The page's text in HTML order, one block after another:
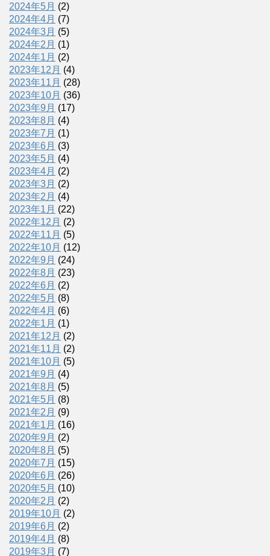
2024年5月 (2)
2024年4月 (7)
2024年3月 (5)
2024年2月 (1)
2024年1月 (2)
2023年12月 (4)
2023年11月 (28)
2023年10月 (36)
2023年9月 (17)
2023年8月 (4)
2023年7月 (1)
2023年6月 (3)
2023年5月 (4)
2023年4月 (2)
2023年3月 (2)
2023年2月 (4)
2023年1月 (22)
2022年12月 (2)
2022年11月 (5)
2022年10月 (12)
2022年9月 (24)
2022年8月 (23)
2022年6月 (2)
2022年5月 (8)
2022年4月 (6)
2022年1月 (1)
2021年12月 (2)
2021年11月 (2)
2021年10月 (5)
2021年9月 (4)
2021年8月 (5)
2021年5月 (8)
2021年2月 (9)
2021年1月 (16)
2020年9月 (2)
2020年8月 (5)
2020年7月 (15)
2020年6月 (26)
2020年5月 (10)
2020年2月 (2)
2019年10月 (2)
2019年6月 (2)
2019年4月 (8)
2019年3月 (7)